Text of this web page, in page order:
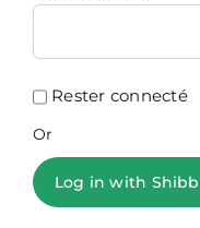
Rester connecté
Or
Log in with